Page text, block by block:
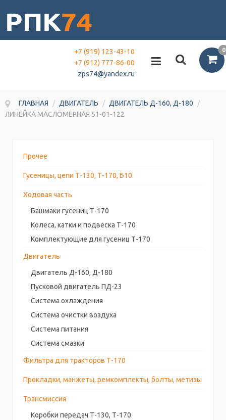
0
+7 (919) 123-43-10
+7 (912) 777-86-00
zps74@yandex.ru
ГЛАВНАЯ / ДВИГАТЕЛЬ / ДВИГАТЕЛЬ Д-160, Д-180
/
ЛИНЕЙКА МАСЛОМЕРНАЯ 51-01-122
Прочее
Гусеницы, цепи Т-130, Т-170, Б10
Ходовая часть
Башмаки гусениц Т-170
Колеса, катки и подвеска Т-170
Комплектующие для гусениц Т-170
Двигатель
Двигатель Д-160, Д-180
Пусковой двигатель ПД-23
Система охлаждения
Система очистки воздуха
Система питания
Система смазки
Фильтра для тракторов Т-170
Прокладки, манжеты, ремкомплекты, болты, метизы
Трансмиссия
Коробки передач Т-130, Т-170